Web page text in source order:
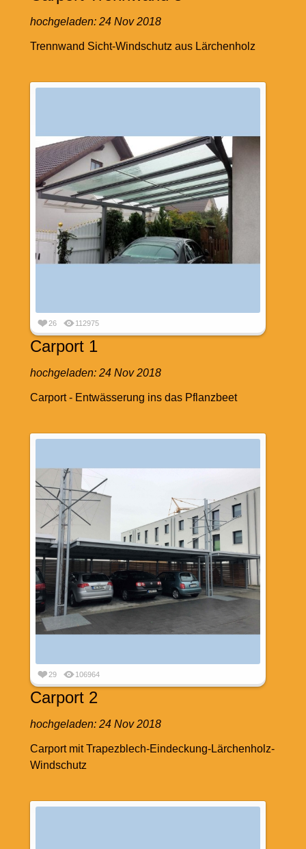
hochgeladen: 24 Nov 2018
Trennwand Sicht-Windschutz aus Lärchenholz
26 112975
Carport 1
hochgeladen: 24 Nov 2018
Carport - Entwässerung ins das Pflanzbeet
29 106964
Carport 2
hochgeladen: 24 Nov 2018
Carport mit Trapezblech-Eindeckung-Lärchenholz-
Windschutz